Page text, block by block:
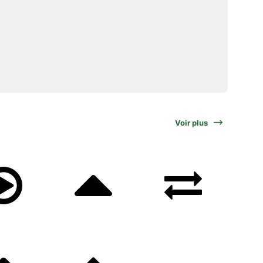
Voir plus